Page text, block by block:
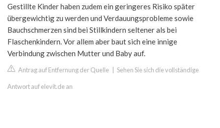
Gestillte Kinder haben zudem ein geringeres Risiko später
übergewichtig zu werden und Verdauungsprobleme sowie
Bauchschmerzen sind bei Stillkindern seltener als bei
Flaschenkindern. Vor allem aber baut sich eine innige
Verbindung zwischen Mutter und Baby auf.
Antrag auf Entfernung der Quelle Sehen Sie sich die vollständige
Antwort auf elevit.de an